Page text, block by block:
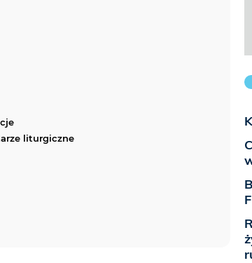
liturgiczne